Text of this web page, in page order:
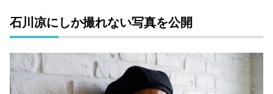
石川凉にしか撮れない写真を公開